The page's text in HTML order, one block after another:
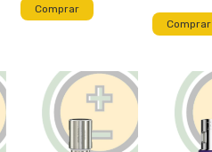
Comprar
Comprar